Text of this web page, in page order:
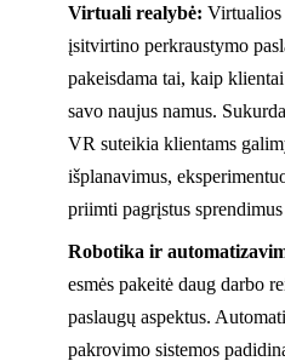
Virtuali realybė: Virtualios
įsitvirtino perkraustymo
pakeisdama tai, kaip
savo naujus namus.
VR suteikia klientams
išplanavimus,
priimti pagrįstus
Robotika ir
esmės pakeitė daug darbo
paslaugų aspektus.
pakrovimo sistemos